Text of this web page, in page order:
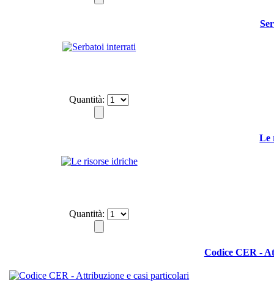
Quantità:
Le
Quantità:
Codice CER -